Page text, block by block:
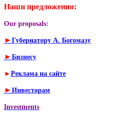
Наши предложения:
Our proposals:
► Губернатору А. Богомазу
► Бизнесу
► Реклама на сайте
► Инвесторам
Investments